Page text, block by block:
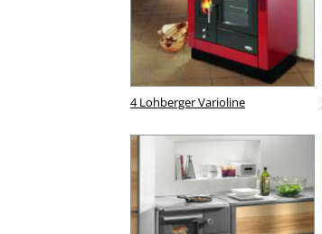
4 Lohberger Varioline